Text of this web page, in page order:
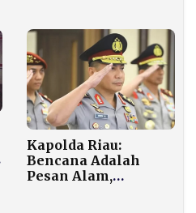
Kapolda Riau:
Bencana Adalah
Pesan Alam,